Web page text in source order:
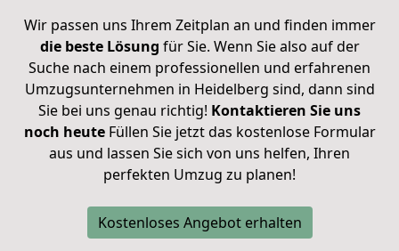
Wir passen uns Ihrem Zeitplan an und finden immer
die beste Lösung für Sie. Wenn Sie also auf der
Suche nach einem professionellen und erfahrenen
Umzugsunternehmen in Heidelberg sind, dann sind
Sie bei uns genau richtig! Kontaktieren Sie uns
noch heuteFüllen Sie jetzt das kostenlose Formular
aus und lassen Sie sich von uns helfen, Ihren
perfekten Umzug zu planen!
Kostenloses Angebot erhalten